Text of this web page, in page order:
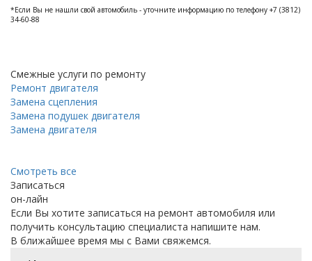
*Если Вы не нашли свой автомобиль - уточните информацию по телефону +7 (3812)
34-60-88
Смежные услуги по ремонту
Ремонт двигателя
Замена сцепления
Замена подушек двигателя
Замена двигателя
Смотреть все
Записаться
он-лайн
Если Вы хотите записаться на ремонт автомобиля или
получить консультацию специалиста напишите нам.
В ближайшее время мы с Вами свяжемся.